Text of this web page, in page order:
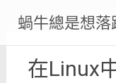
content
蝸牛總是想落
在Linux